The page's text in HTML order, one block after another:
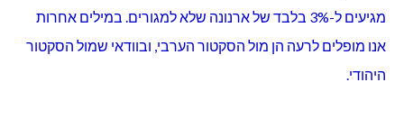
מגיעים ל-3% בלבד של ארנונה שלא למגורים. במילים אחרות
אנו מופלים לרעה הן מול הסקטור הערבי, ובוודאי שמול הסקטור
היהודי.